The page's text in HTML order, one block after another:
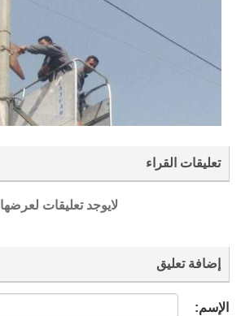
تعليقات القراء
لايوجد تعليقات لعرضها
إضافة تعليق
الإسم: